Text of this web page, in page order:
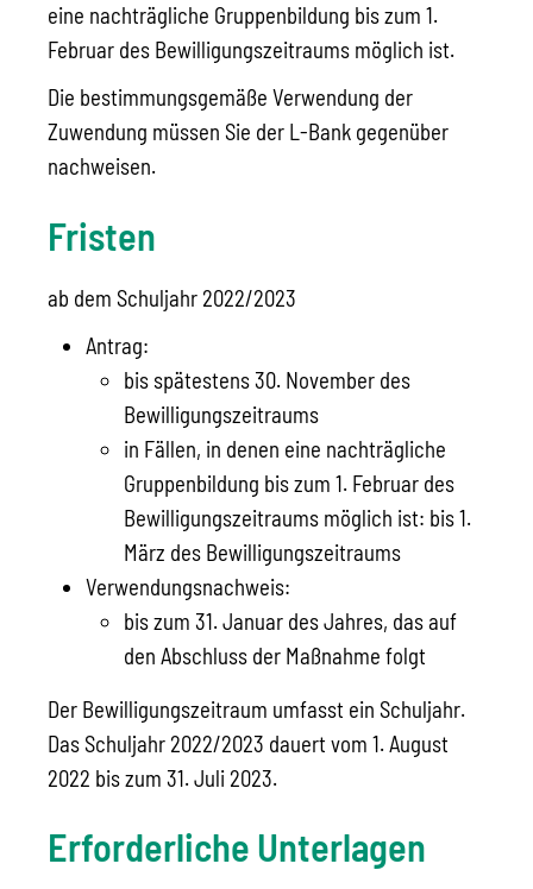
eine nachträgliche Gruppenbildung bis zum 1.
Februar des Bewilligungszeitraums möglich ist.
Die bestimmungsgemäße Verwendung der
Zuwendung müssen Sie der L-Bank gegenüber
nachweisen.
Fristen
ab dem Schuljahr 2022/2023
Antrag:
bis spätestens 30. November des
Bewilligungszeitraums
in Fällen, in denen eine nachträgliche
Gruppenbildung bis zum 1. Februar des
Bewilligungszeitraums möglich ist: bis 1.
März des Bewilligungszeitraums
Verwendungsnachweis:
bis zum 31. Januar des Jahres, das auf
den Abschluss der Maßnahme folgt
Der Bewilligungszeitraum umfasst ein Schuljahr.
Das Schuljahr 2022/2023 dauert vom 1. August
2022 bis zum 31. Juli 2023.
Erforderliche Unterlagen